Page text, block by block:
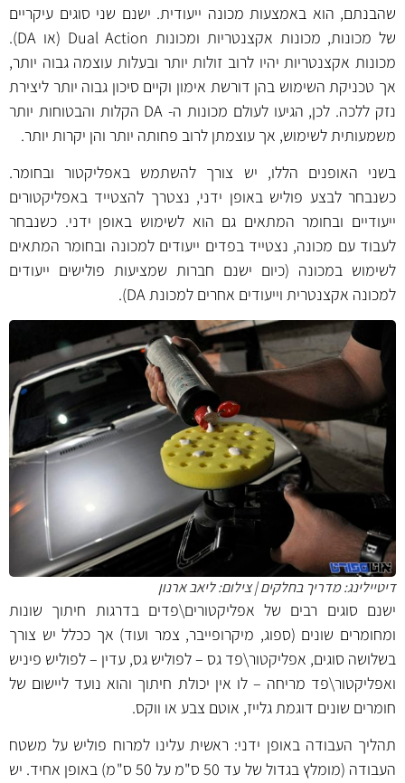
שהבנתם, הוא באמצעות מכונה ייעודית. ישנם שני סוגים עיקריים
של מכונות, מכונות אקצנטריות ומכונות Dual Action (או DA).
מכונות אקצנטריות יהיו לרוב זולות יותר ובעלות עוצמה גבוה יותר,
אך טכניקת השימוש בהן דורשת אימון וקיים סיכון גבוה יותר ליצירת
נזק ללכה. לכן, הגיעו לעולם מכונות ה- DA הקלות והבטוחות יותר
משמעותית לשימוש, אך עוצמתן לרוב פחותה יותר והן יקרות יותר.
בשני האופנים הללו, יש צורך להשתמש באפליקטור ובחומר.
כשנבחר לבצע פוליש באופן ידני, נצטרך להצטייד באפליקטורים
ייעודיים ובחומר המתאים גם הוא לשימוש באופן ידני. כשנבחר
לעבוד עם מכונה, נצטייד בפדים ייעודים למכונה ובחומר המתאים
לשימוש במכונה (כיום ישנם חברות שמציעות פולישים ייעודים
למכונה אקצנטרית וייעודים אחרים למכונת DA).
דיטיילינג: מדריך בחלקים | צילום: ליאב ארנון
ישנם סוגים רבים של אפליקטורים\פדים בדרגות חיתוך שונות
ומחומרים שונים (ספוג, מיקרופייבר, צמר ועוד) אך ככלל יש צורך
בשלושה סוגים, אפליקטור\פד גס – לפוליש גס, עדין – לפוליש פיניש
ואפליקטור\פד מריחה – לו אין יכולת חיתוך והוא נועד ליישום של
חומרים שונים דוגמת גלייז, אוטם צבע או ווקס.
תהליך העבודה באופן ידני: ראשית עלינו למרוח פוליש על משטח
העבודה (מומלץ בגדול של עד 50 ס"מ על 50 ס"מ) באופן אחיד. יש